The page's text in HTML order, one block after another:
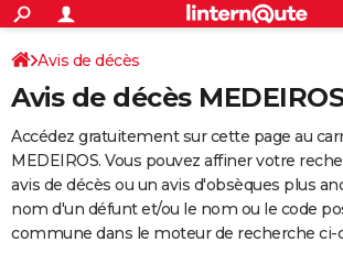
ACTUALITÉS
Politique
Société
Faits Divers
Education
Monde
Villes
+
SPORT
Coupe du monde 2026
Football
Tennis
Cyclisme
Rugby
Forum
Programme TV
TNT
Streaming
Cinéma
Sorties cinéma
Musique
+
FINANCE
Retraite
Epargne
Immobilier
Risques naturels par ville
Banque
Assurance
AUTO
Essais
Réserver un essai
Citadines
Berlines
SUV
Forum auto
+
Avis de décès
Avis de décès MEDEIROS
Accédez gratuitement sur cette page au
MEDEIROS. Vous pouvez affiner votre
avis de décès ou un avis d'obsèques plus
nom d'un défunt et/ou le nom ou le code
commune dans le moteur de recherche ci-